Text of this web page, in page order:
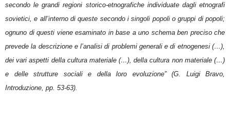
secondo le grandi regioni storico-etnografiche individuate dagli etnografi
sovietici, e all’interno di queste secondo i singoli popoli o gruppi di popoli;
ognuno di questi viene esaminato in base a uno schema ben preciso che
prevede la descrizione e l’analisi di problemi generali e di etnogenesi (…),
dei vari aspetti della cultura materiale (…), della cultura non materiale (…)
e delle strutture sociali e della loro evoluzione” (G. Luigi Bravo,
Introduzione, pp. 53-63).